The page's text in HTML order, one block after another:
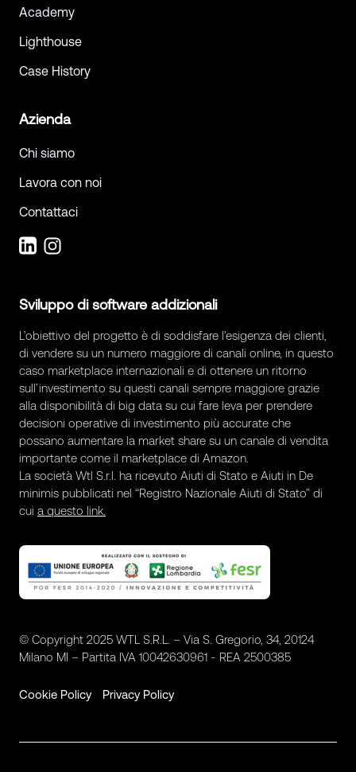
Academy
Lighthouse
Case History
Azienda
Chi siamo
Lavora con noi
Contattaci
Sviluppo di software addizionali
L’obiettivo del progetto è di soddisfare l’esigenza dei clienti,
di vendere su un numero maggiore di canali online, in questo
caso marketplace internazionali e di ottenere un ritorno
sull’investimento su questi canali sempre maggiore grazie
alla disponibilità di big data su cui fare leva per prendere
decisioni operative di investimento più accurate che
possano aumentare la market share su un canale di vendita
importante come il marketplace di Amazon.
La società Wtl S.r.l. ha ricevuto Aiuti di Stato e Aiuti in De
minimis pubblicati nel “Registro Nazionale Aiuti di Stato” di
cui a questo link.
© Copyright 2025 WTL S.R.L. – Via S. Gregorio, 34, 20124
Milano MI – Partita IVA 10042630961 - REA 2500385
Cookie Policy Privacy Policy